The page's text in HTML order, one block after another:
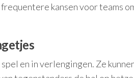
kansen voor teams
en in verlengingen. Ze